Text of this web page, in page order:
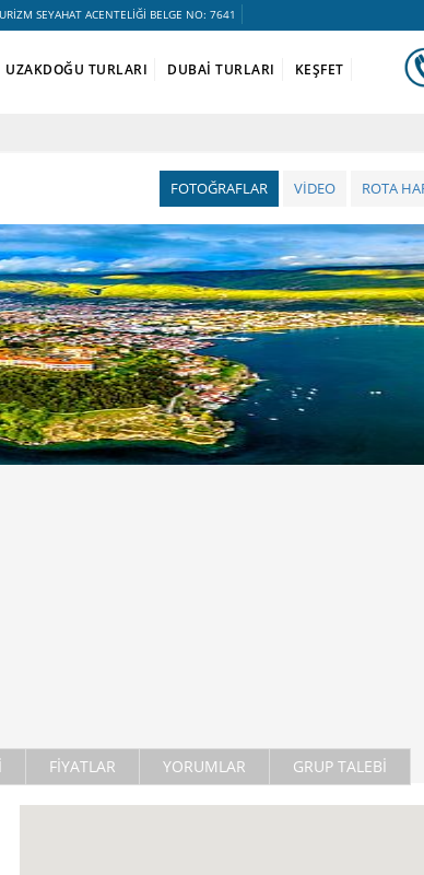
SEYAHAT ACENTELİĞİ BELGE NO: 7641
UZAKDOĞU TURLARI DUBAİ TURLARI KEŞFET
ROTA
VİDEO
FOTOĞRAFLAR
FİYATLAR YORUMLAR GRUP TALEBİ